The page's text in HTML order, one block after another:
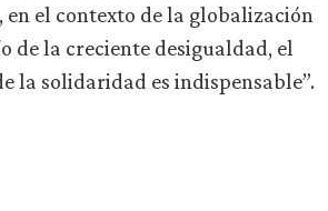
el contexto de la globalización
de la creciente desigualdad, el
la solidaridad es indispensable”.